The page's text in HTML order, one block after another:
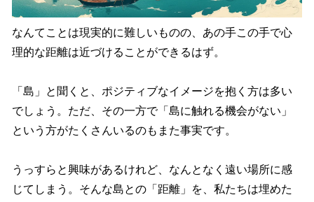
なんてことは現実的に難しいものの、あの手この手で心
理的な距離は近づけることができるはず。
「島」と聞くと、ポジティブなイメージを抱く方は多い
でしょう。ただ、その一方で「島に触れる機会がない」
という方がたくさんいるのもまた事実です。
うっすらと興味があるけれど、なんとなく遠い場所に感
じてしまう。そんな島との「距離」を、私たちは埋めた